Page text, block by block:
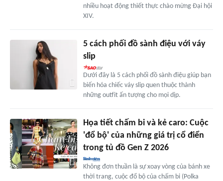
nhiều hoạt động thiết thực chào mừng Đại hội
XIV.
5 cách phối đồ sành điệu với váy
slip
Dưới đây là 5 cách phối đồ sành điệu giúp bạn
biến hóa chiếc váy slip quen thuộc thành
những outfit ấn tượng cho mọi dịp.
Họa tiết chấm bi và kẻ caro: Cuộc
'đổ bộ' của những giá trị cổ điển
trong tủ đồ Gen Z 2026
Không đơn thuần là sự xoay vòng của bánh xe
thời trang, cuộc đổ bộ của chấm bi (Polka